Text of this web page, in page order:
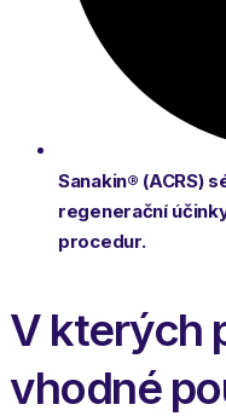
Sanakin® (ACRS)
regenerační
procedur.
V kterých
vhodné